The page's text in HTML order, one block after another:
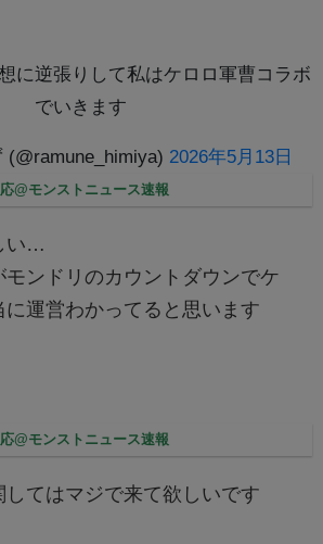
に逆張りして私はケロロ軍曹コラボ
でいきます
2026年5月13日
@モンストニュース速報
い…
ンドリのカウントダウンでケ
に運営わかってると思います
@モンストニュース速報
てはマジで来て欲しいです